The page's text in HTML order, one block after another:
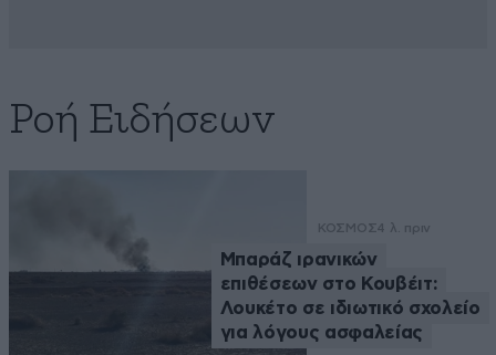
Ροή Ειδήσεων
ΚΟΣΜΟΣ4 λ. πριν
Μπαράζ ιρανικών
επιθέσεων στο Κουβέιτ:
Λουκέτο σε ιδιωτικό σχολείο
για λόγους ασφαλείας